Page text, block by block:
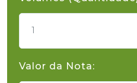
1
Valor da Nota: